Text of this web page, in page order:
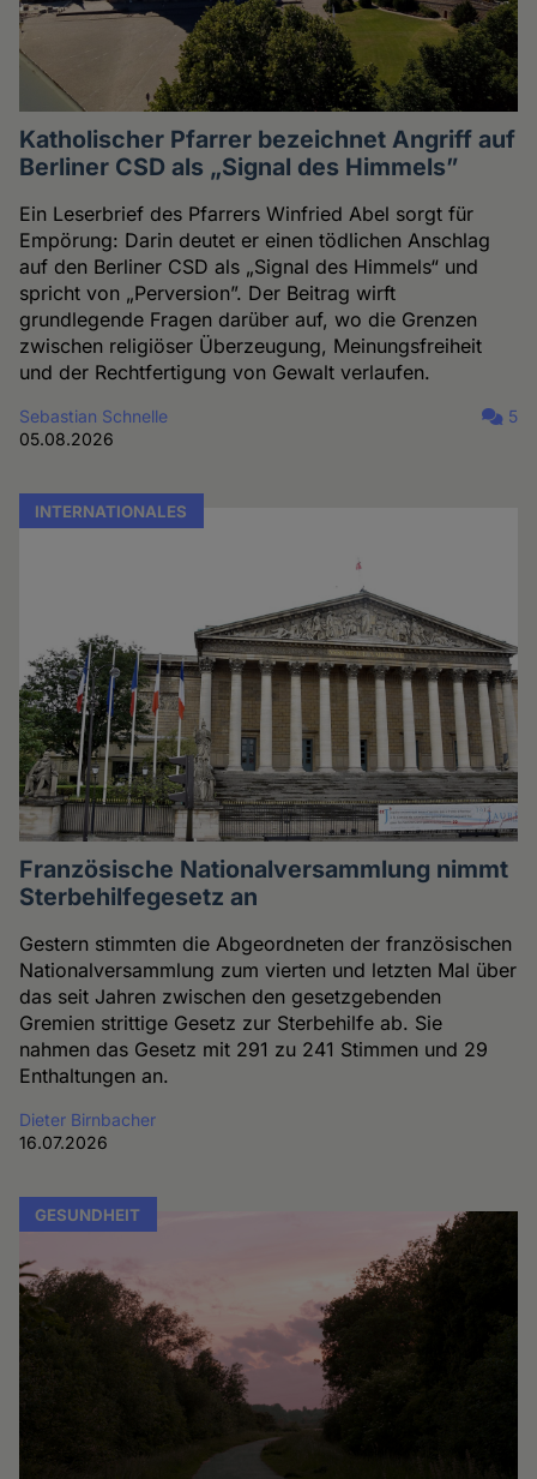
Katholischer Pfarrer bezeichnet Angriff auf
Berliner CSD als „Signal des Himmels”
Ein Leserbrief des Pfarrers Winfried Abel sorgt für
Empörung: Darin deutet er einen tödlichen Anschlag
auf den Berliner CSD als „Signal des Himmels“ und
spricht von „Perversion”. Der Beitrag wirft
grundlegende Fragen darüber auf, wo die Grenzen
zwischen religiöser Überzeugung, Meinungsfreiheit
und der Rechtfertigung von Gewalt verlaufen.
Sebastian Schnelle
05.08.2026
5
INTERNATIONALES
Französische Nationalversammlung nimmt
Sterbehilfegesetz an
Gestern stimmten die Abgeordneten der französischen
Nationalversammlung zum vierten und letzten Mal über
das seit Jahren zwischen den gesetzgebenden
Gremien strittige Gesetz zur Sterbehilfe ab. Sie
nahmen das Gesetz mit 291 zu 241 Stimmen und 29
Enthaltungen an.
Dieter Birnbacher
16.07.2026
GESUNDHEIT